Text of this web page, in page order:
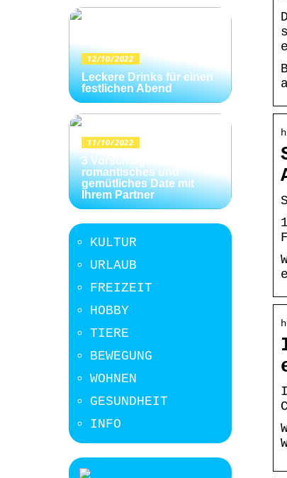
12/10/2022
Leckere Drinks für einen
festlichen Abend
11/10/2022
3 Vorschläge für ein
romantisches und
gemütliches Date mit
Ihrem Partner
KULTUR
URLAUB
FREIZEIT
HOBBY
TIERE
BEWEGUNG
WOHNEN
GESUNDHEIT
INFO